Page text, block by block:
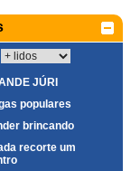
JÚRI
populares
brincando
recorte um